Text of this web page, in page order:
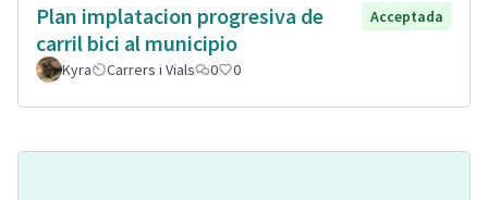
Plan implatacion progresiva de
carril bici al municipio
Acceptada
Kyra Carrers i Vials 0 0